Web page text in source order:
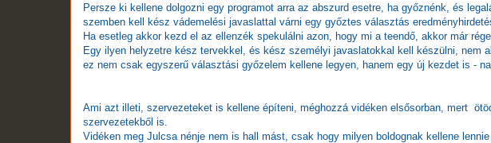
Persze ki kellene dolgozni egy programot arra az abszurd esetre, ha győznénk, és
szemben kell kész vádemelési javaslattal várni egy győztes választás
Ha esetleg akkor kezd el az ellenzék spekulálni azon, hogy mi a teendő, akkor már
Egy ilyen helyzetre kész tervekkel, és kész személyi javaslatokkal kell készülni, nem
ez nem csak egyszerű választási győzelem kellene legyen, hanem egy új kezdet is -
Ami azt illeti, szervezeteket is kellene építeni, méghozzá vidéken elsősorban, mert
szervezetekből is.
Vidéken meg Julcsa nénje nem is hall mást, csak hogy milyen boldognak kellene